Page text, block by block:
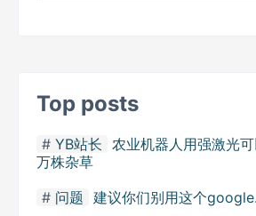
Top posts
YB站长 农业机器人用强激光
万株杂草
问题 建议你们别用这个